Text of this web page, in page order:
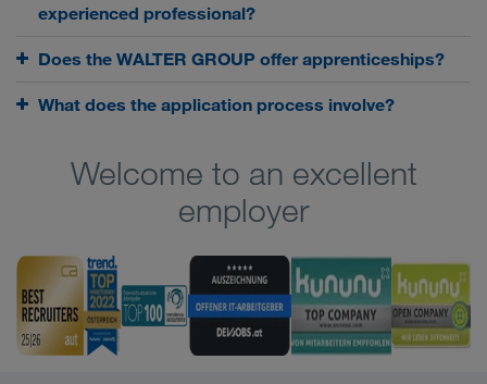
experienced professional?
Does the WALTER GROUP offer apprenticeships?
What does the application process involve?
Welcome to an excellent
employer